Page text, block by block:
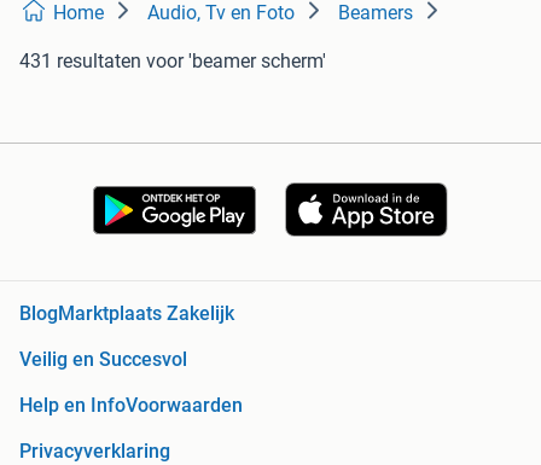
Home Audio, Tv en Foto Beamers
431 resultaten voor 'beamer scherm'
Blog Marktplaats Zakelijk
Veilig en Succesvol
Help en InfoVoorwaarden
Privacyverklaring